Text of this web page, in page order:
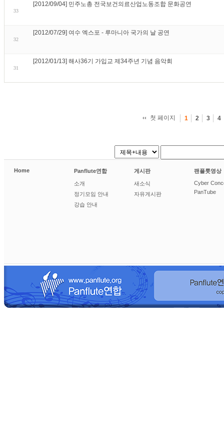
33
[2012/09/04] 민주노총 전국보건의료산업노동조합 문화공연
32
[2012/07/29] 여수 엑스포 - 루마니아 국가의 날 공연
31
[2012/01/13] 해사36기 가입교 제34주년 기념 음악회
첫 페이지 1 2 3 4
Home Panflute연합
소개
정기모임 안내
강습 안내
게시판
새소식
자유게시판
팬플룻영상
Cyber
PanTube